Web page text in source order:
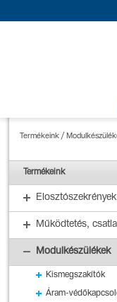
Termékeink/
Termékeink
Elosztószekrények
Működtetés,
Modulkészülékek
Kismegszakítók
Áram-